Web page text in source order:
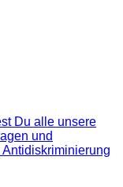
Du alle unsere
und